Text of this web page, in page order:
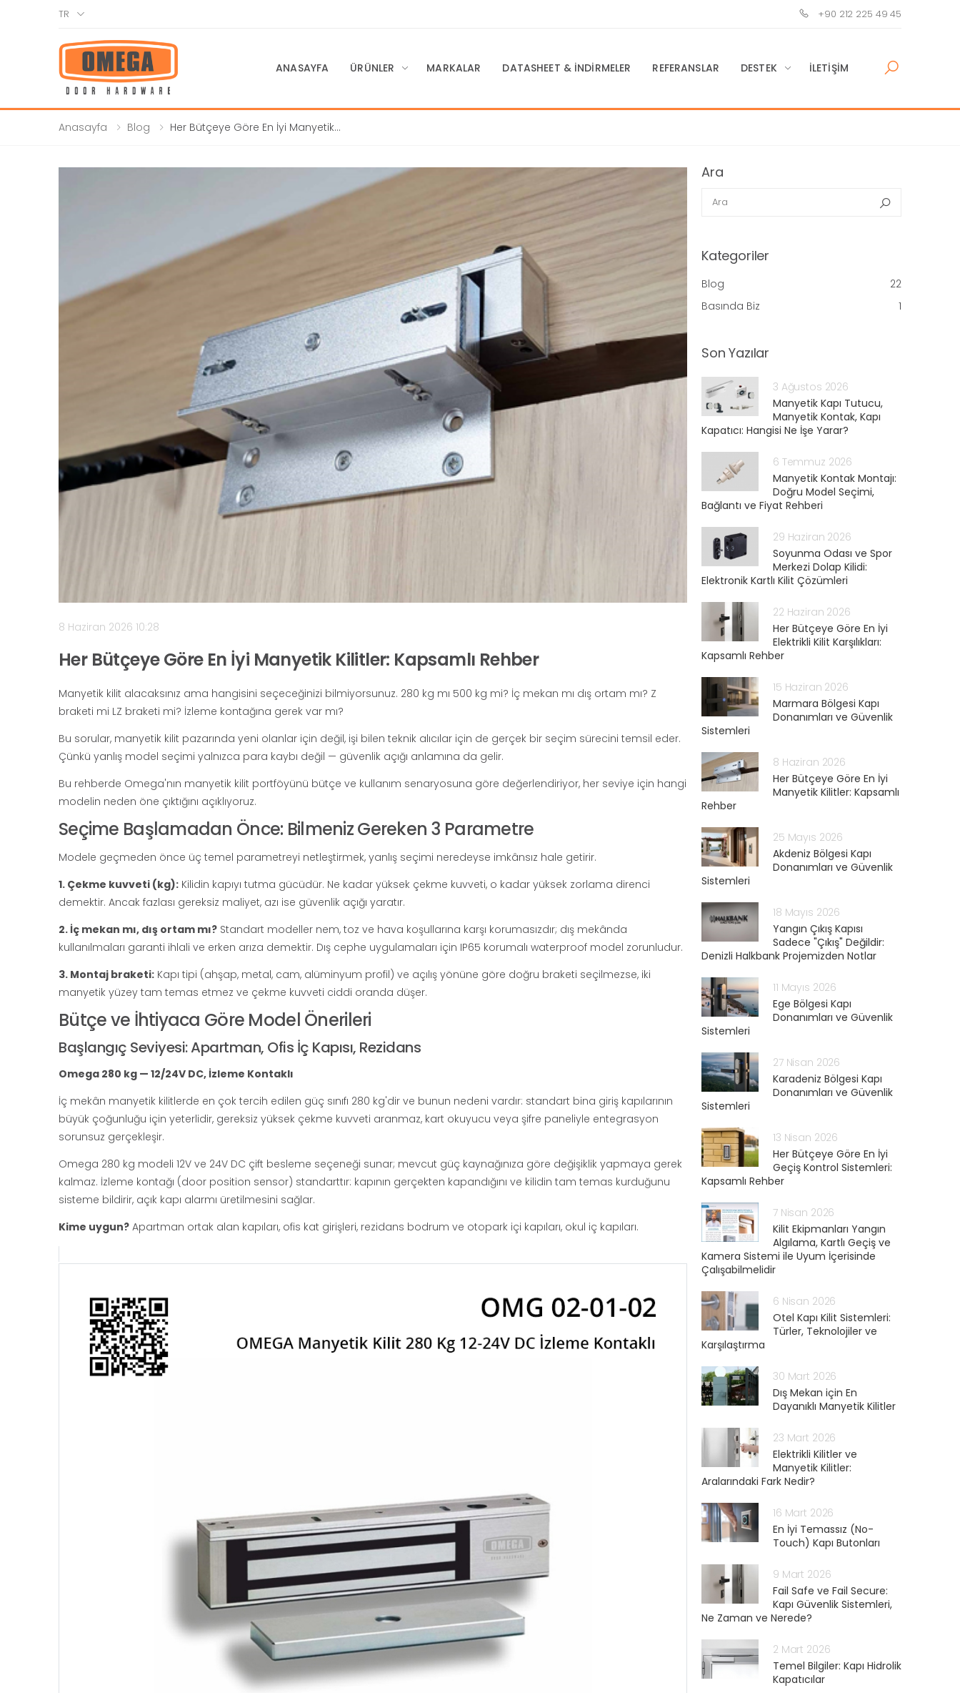
TR +90 212 225 49 45
ANASAYFA ÜRÜNLER MARKALAR DATASHEET & İNDIRMELER REFERANSLAR DESTEK İLETIŞIM
Anasayfa Blog
Her Bütçeye Göre En İyi Manyetik
8 Haziran 2026 10:28
Her Bütçeye Göre En İyi Manyetik Kilitler: Kapsamlı Rehber
Manyetik kilit alacaksınız ama hangisini seçeceğinizi bilmiyorsunuz. 280 kg mı 500 kg mi? İç mekan mı dış ortam mı? Z
braketi mi LZ braketi mi? İzleme kontağına gerek var mı?
Bu sorular, manyetik kilit pazarında yeni olanlar için değil, işi bilen teknik alıcılar için de gerçek bir seçim sürecini temsil eder.
Çünkü yanlış model seçimi yalnızca para kaybı değil — güvenlik açığı anlamına da gelir.
Bu rehberde Omega'nın manyetik kilit portföyünü bütçe ve kullanım senaryosuna göre değerlendiriyor, her seviye için hangi
modelin neden öne çıktığını açıklıyoruz.
Seçime Başlamadan Önce: Bilmeniz Gereken 3 Parametre
Modele geçmeden önce üç temel parametreyi netleştirmek, yanlış seçimi neredeyse imkânsız hale getirir.
1. Çekme kuvveti (kg): Kilidin kapıyı tutma gücüdür. Ne kadar yüksek çekme kuvveti, o kadar yüksek zorlama direnci
demektir. Ancak fazlası gereksiz maliyet, azı ise güvenlik açığı yaratır.
2. İç mekan mı, dış ortam mı? Standart modeller nem, toz ve hava koşullarına karşı korumasızdır; dış mekânda
kullanılmaları garanti ihlali ve erken arıza demektir. Dış cephe uygulamaları için IP65 korumalı waterproof model zorunludur.
3. Montaj braketi: Kapı tipi (ahşap, metal, cam, alüminyum profil) ve açılış yönüne göre doğru braketi seçilmezse, iki
manyetik yüzey tam temas etmez ve çekme kuvveti ciddi oranda düşer.
Bütçe ve İhtiyaca Göre Model Önerileri
Başlangıç Seviyesi: Apartman, Ofis İç Kapısı, Rezidans
Omega 280 kg — 12/24V DC, İzleme Kontaklı
İç mekân manyetik kilitlerde en çok tercih edilen güç sınıfı 280 kg'dir ve bunun nedeni vardır: standart bina giriş kapılarının
büyük çoğunluğu için yeterlidir, gereksiz yüksek çekme kuvveti aranmaz, kart okuyucu veya şifre paneliyle entegrasyon
sorunsuz gerçekleşir.
Omega 280 kg modeli 12V ve 24V DC çift besleme seçeneği sunar; mevcut güç kaynağınıza göre değişiklik yapmaya gerek
kalmaz. İzleme kontağı (door position sensor) standarttır: kapının gerçekten kapandığını ve kilidin tam temas kurduğunu
sisteme bildirir, açık kapı alarmı üretilmesini sağlar.
Kime uygun? Apartman ortak alan kapıları, ofis kat girişleri, rezidans bodrum ve otopark içi kapıları, okul iç kapıları.
Ara
Ara
Ara
Kategoriler
Blog
22
Basında Biz
1
Son Yazılar
3 Ağustos 2026
Manyetik Kapı Tutucu,
Manyetik Kontak, Kapı
Kapatıcı: Hangisi Ne İşe Yarar?
6 Temmuz 2026
Manyetik Kontak Montajı:
Doğru Model Seçimi,
Bağlantı ve Fiyat Rehberi
29 Haziran 2026
Soyunma Odası ve Spor
Merkezi Dolap Kilidi:
Elektronik Kartlı Kilit Çözümleri
22 Haziran 2026
Her Bütçeye Göre En İyi
Elektrikli Kilit Karşılıkları:
Kapsamlı Rehber
15 Haziran 2026
Marmara Bölgesi Kapı
Donanımları ve Güvenlik
Sistemleri
8 Haziran 2026
Her Bütçeye Göre En İyi
Manyetik Kilitler: Kapsamlı
Rehber
25 Mayıs 2026
Akdeniz Bölgesi Kapı
Donanımları ve Güvenlik
Sistemleri
18 Mayıs 2026
Yangın Çıkış Kapısı
Sadece "Çıkış" Değildir:
Denizli Halkbank Projemizden Notlar
11 Mayıs 2026
Ege Bölgesi Kapı
Donanımları ve Güvenlik
Sistemleri
27 Nisan 2026
Karadeniz Bölgesi Kapı
Donanımları ve Güvenlik
Sistemleri
13 Nisan 2026
Her Bütçeye Göre En İyi
Geçiş Kontrol Sistemleri:
Kapsamlı Rehber
7 Nisan 2026
Kilit Ekipmanları Yangın
Algılama, Kartlı Geçiş ve
Kamera Sistemi ile Uyum İçerisinde
Çalışabilmelidir
6 Nisan 2026
Otel Kapı Kilit Sistemleri:
Türler, Teknolojiler ve
Karşılaştırma
30 Mart 2026
Dış Mekan için En
Dayanıklı Manyetik Kilitler
23 Mart 2026
Elektrikli Kilitler ve
Manyetik Kilitler:
Aralarındaki Fark Nedir?
16 Mart 2026
En İyi Temassız (No-
Touch) Kapı Butonları
9 Mart 2026
Fail Safe ve Fail Secure:
Kapı Güvenlik Sistemleri,
Ne Zaman ve Nerede?
2 Mart 2026
Temel Bilgiler: Kapı Hidrolik
Kapatıcılar